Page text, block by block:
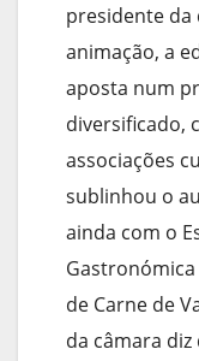
presidente da
animação, a
aposta num
diversificado,
associações
sublinhou o
ainda com o
de Carne de
da câmara diz